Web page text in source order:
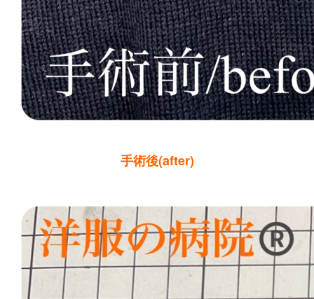
手術後(after)